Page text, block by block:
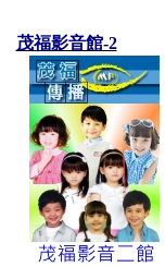
茂福影音館-2